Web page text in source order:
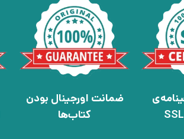
ضمانت اورجینال بودن
کتاب‌ها